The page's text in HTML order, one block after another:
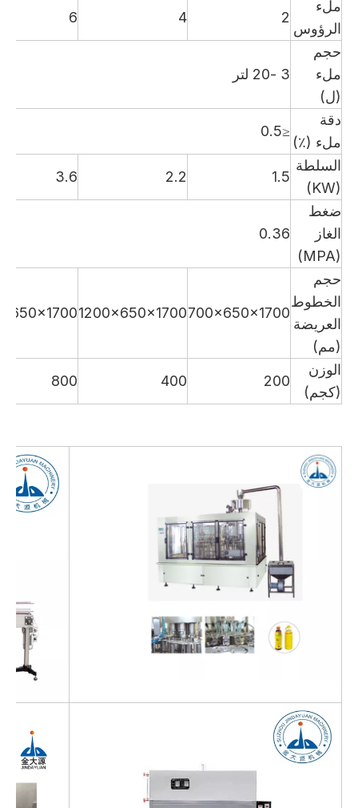
ملء
الرؤوس
2
4
6
حجم
ملء
(ل)
3 -20 لتر
دقة
ملء (٪)
≤0.5
السلطة
(KW)
1.5
2.2
3.6
ضغط
الغاز
(MPA)
0.36
حجم
الخطوط
العريضة
(مم)
700x650x1700
1200x650x1700
الوزن
(كجم)
200
400
800